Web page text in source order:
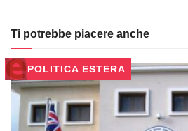
Ti potrebbe piacere anche
POLITICA ESTERA